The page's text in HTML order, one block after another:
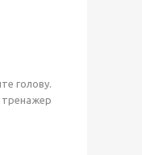
голову.
тренажер